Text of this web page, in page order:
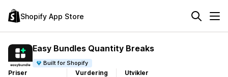
Shopify App Store
Easy Bundles Quantity Breaks
Built for Shopify
Priser
Vurdering
Utvikler